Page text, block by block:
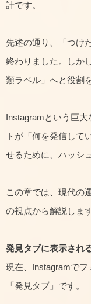
計です。
先述の通り、「つけ
終わりました。しか
類ラベル」へと役割
Instagramという巨
トが「何を発信して
せるために、ハッシ
この章では、現代の
の視点から解説します
発見タブに表示され
現在、Instagramで
「発見タブ」です。